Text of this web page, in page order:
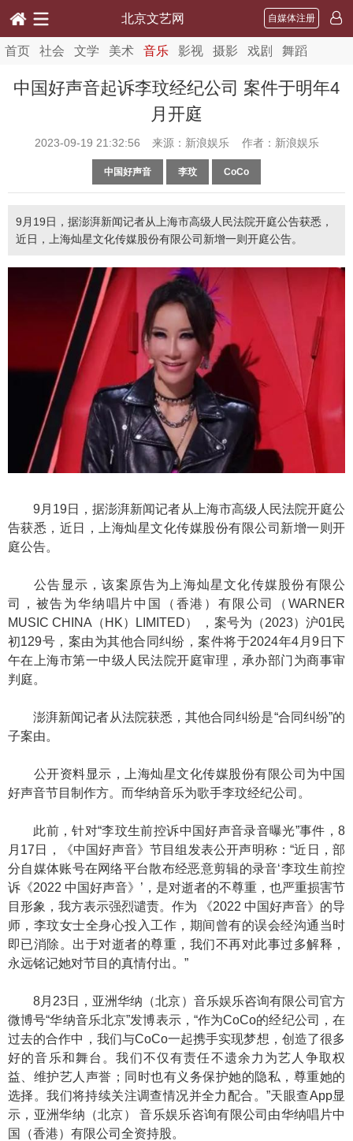
北京文艺网 自媒体注册
首页 社会 文学 美术 音乐 影视 摄影 戏剧 舞蹈
中国好声音起诉李玟经纪公司 案件于明年4
月开庭
2023-09-19 21:32:56 来源：新浪娱乐 作者：新浪娱乐
中国好声音 李玟 CoCo
9月19日，据澎湃新闻记者从上海市高级人民法院开庭公告获悉，
近日，上海灿星文化传媒股份有限公司新增一则开庭公告。
9月19日，据澎湃新闻记者从上海市高级人民法院开庭公
告获悉，近日，上海灿星文化传媒股份有限公司新增一则开
庭公告。
公告显示，该案原告为上海灿星文化传媒股份有限公
司，被告为华纳唱片中国（香港）有限公司（WARNER
MUSIC CHINA（HK）LIMITED） ，案号为（2023）沪01民
初129号，案由为其他合同纠纷，案件将于2024年4月9日下
午在上海市第一中级人民法院开庭审理，承办部门为商事审
判庭。
澎湃新闻记者从法院获悉，其他合同纠纷是“合同纠纷”的
子案由。
公开资料显示，上海灿星文化传媒股份有限公司为中国
好声音节目制作方。而华纳音乐为歌手李玟经纪公司。
此前，针对“李玟生前控诉中国好声音录音曝光”事件，8
月17日，《中国好声音》节目组发表公开声明称：“近日，部
分自媒体账号在网络平台散布经恶意剪辑的录音‘李玟生前控
诉《2022 中国好声音》’，是对逝者的不尊重，也严重损害节
目形象，我方表示强烈谴责。作为 《2022 中国好声音》的导
师，李玟女士全身心投入工作，期间曾有的误会经沟通当时
即已消除。出于对逝者的尊重，我们不再对此事过多解释，
永远铭记她对节目的真情付出。”
8月23日，亚洲华纳（北京）音乐娱乐咨询有限公司官方
微博号“华纳音乐北京”发博表示，“作为CoCo的经纪公司，在
过去的合作中，我们与CoCo一起携手实现梦想，创造了很多
好的音乐和舞台。我们不仅有责任不遗余力为艺人争取权
益、维护艺人声誉；同时也有义务保护她的隐私，尊重她的
选择。我们将持续关注调查情况并全力配合。”天眼查App显
示，亚洲华纳（北京） 音乐娱乐咨询有限公司由华纳唱片中
国（香港）有限公司全资持股。